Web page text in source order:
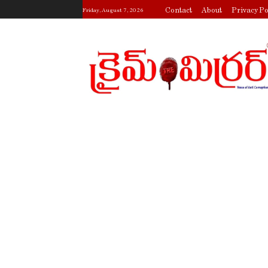
Friday, August 7, 2026 Contact About Privacy